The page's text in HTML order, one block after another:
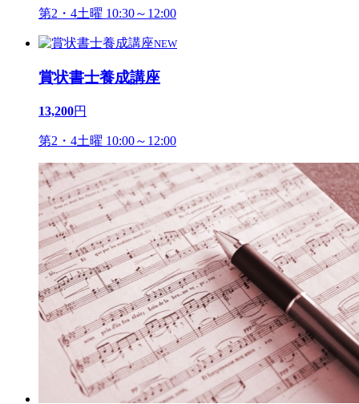
第2・4土曜 10:30～12:00
NEW
賞状書士養成講座
13,200円
第2・4土曜 10:00～12:00